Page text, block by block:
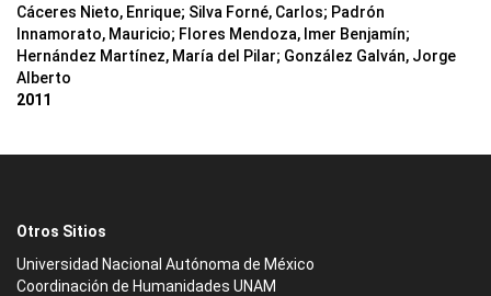
Cáceres Nieto, Enrique; Silva Forné, Carlos; Padrón
Innamorato, Mauricio; Flores Mendoza, Imer Benjamín;
Hernández Martínez, María del Pilar; González Galván, Jorge
Alberto
2011
Otros Sitios
Universidad Nacional Autónoma de México
Coordinación de Humanidades UNAM